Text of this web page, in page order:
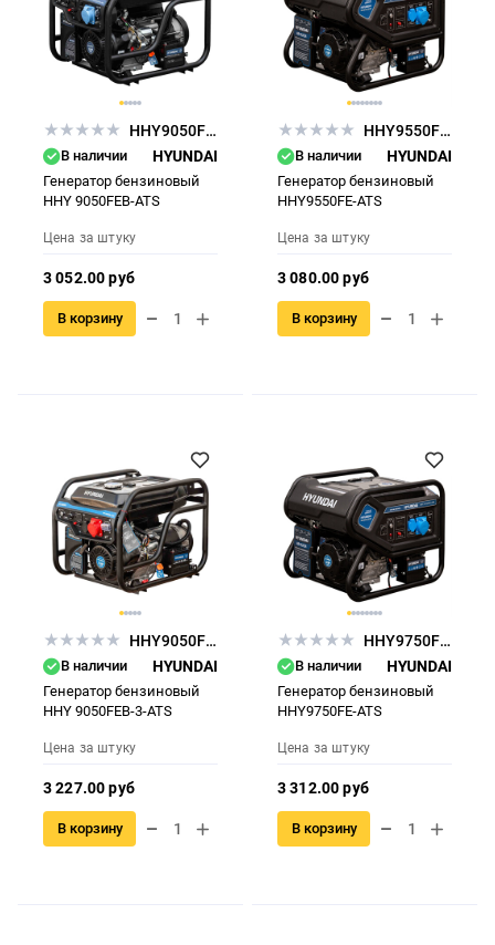
HHY9050FEB-ATS
В наличии HYUNDAI
Генератор бензиновый
HHY 9050FEB-ATS
Цена за штуку
3 052.00 руб
В корзину
HHY9550FE-ATS
В наличии HYUNDAI
Генератор бензиновый
HHY9550FE-ATS
Цена за штуку
3 080.00 руб
В корзину
HHY9050FEB-3-ATS
В наличии HYUNDAI
Генератор бензиновый
HHY 9050FEB-3-ATS
Цена за штуку
3 227.00 руб
В корзину
HHY9750FE-ATS
В наличии HYUNDAI
Генератор бензиновый
HHY9750FE-ATS
Цена за штуку
3 312.00 руб
В корзину